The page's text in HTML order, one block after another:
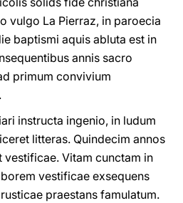
vulgo La Pierraz, in paroecia
baptismi aquis abluta est in
annis sacro
primum convivium
instructa ingenio, in ludum
litteras. Quindecim annos
Vitam cunctam in
vestificae exsequens
praestans famulatum.